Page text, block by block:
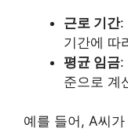
근로 기간:
기간에 따
평균 임금:
준으로 계
예를 들어, A씨